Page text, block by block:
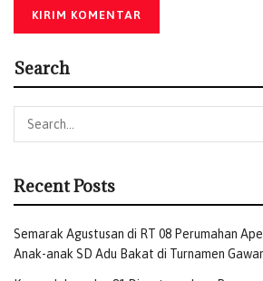
Search
Recent Posts
Semarak Agustusan di RT 08 Perumahan
Anak-anak SD Adu Bakat di Turnamen